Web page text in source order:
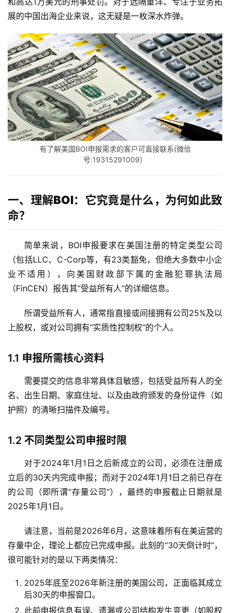
展的中国出海企业来说，这无疑是一枚深水炸弹。
有了解美国BOI申报需求的客户可直接联系(微信
号:19315291009）
一、理解BOI：它究竟是什么，为何如此致
命？
简单来说，BOI申报要求在美国注册的特定类型公司
（包括LLC、C-Corp等，有23类豁免，但绝大多数中小企
业不适用），向美国财政部下属的金融犯罪执法局
（FinCEN）报告其“受益所有人”的详细信息。
所谓受益所有人，通常指直接或间接拥有公司 25%及以
上股权，或对公司拥有“实质性控制权”的个人。
1.1 申报所需核心资料
需要提交的信息非常具体且敏感，包括受益所有人的全
名、出生日期、家庭住址、以及由政府颁发的身份证件（如
护照）的清晰扫描件及编号。
1.2 不同类型公司申报时限
对于2024年1月1日之后新成立的公司，必须在注册成
立后的30天内完成申报；而对于2024年1月1日之前已存在
的公司（即所谓“存量公司”），最终的申报截止日期就是
2025年1月1日 。
请注意，当前是2026年6月，这意味着所有在美运营的
存量中企，理论上都应已完成申报。此刻的“30天倒计时”，
很可能针对的是以下两类情况：
2025年底至2026年新注册的美国公司 ，正面临其成立
后30天的申报窗口。
此前申报信息有误、遗漏或公司结构发生变更（如股权